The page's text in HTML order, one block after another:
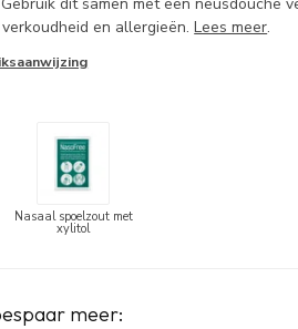
en allergieën.Lees meer.
Nasaal spoelzout met
xylitol
meer: